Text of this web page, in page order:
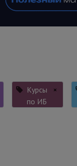
Курсы
по ИБ
×